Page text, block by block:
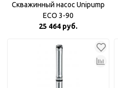
Скважинный насос Unipump
ECO 3-90
25 464 руб.